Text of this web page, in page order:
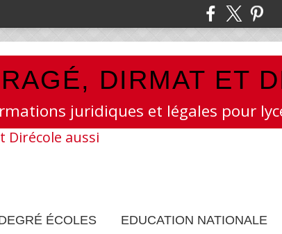
DIRMAT ET
juridiques et légales pour
ÉCOLES EDUCATION NATIONALE